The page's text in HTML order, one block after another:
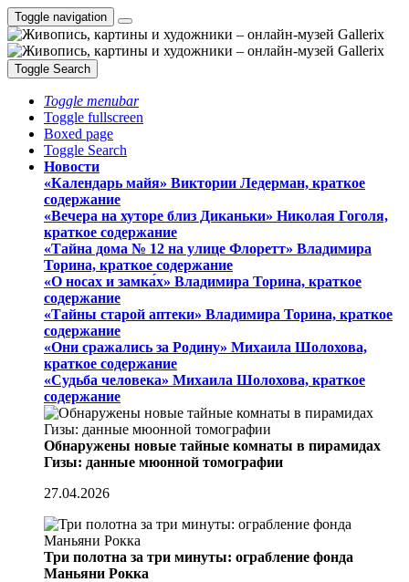
Toggle navigation
Toggle Search
Toggle menubar
Toggle fullscreen
Boxed page
Toggle Search
Новости
«Календарь майя» Виктории Ледерман, краткое
содержание
«Вечера на хуторе близ Диканьки» Николая Гоголя,
краткое содержание
«Тайна дома № 12 на улице Флоретт» Владимира
Торина, краткое содержание
«О носах и замка́х» Владимира Торина, краткое
содержание
«Тайны старой аптеки» Владимира Торина, краткое
содержание
«Они сражались за Родину» Михаила Шолохова,
краткое содержание
«Судьба человека» Михаила Шолохова, краткое
содержание
Обнаружены новые тайные комнаты в пирамидах
Гизы: данные мюонной томографии
27.04.2026
Три полотна за три минуты: ограбление фонда
Маньяни Рокка